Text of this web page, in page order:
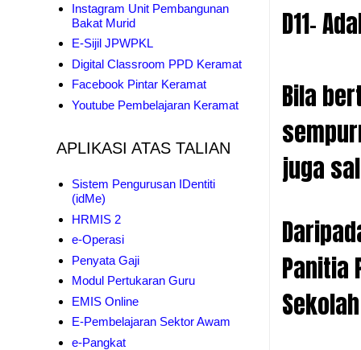
D11-
Bila
juga
Panitia
Instagram Unit Pembangunan
Bakat Murid
E-Sijil JPWPKL
Digital Classroom PPD Keramat
Facebook Pintar Keramat
Youtube Pembelajaran Keramat
APLIKASI ATAS TALIAN
Sistem Pengurusan IDentiti
(idMe)
HRMIS 2
e-Operasi
Penyata Gaji
Modul Pertukaran Guru
EMIS Online
E-Pembelajaran Sektor Awam
e-Pangkat